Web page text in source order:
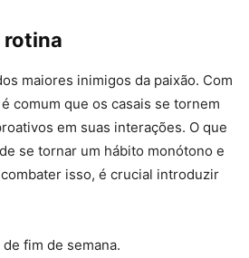
rotina
maiores inimigos da paixão. Com
comum que os casais se tornem
em suas interações. O que
se tornar um hábito monótono e
isso, é crucial introduzir
fim de semana.